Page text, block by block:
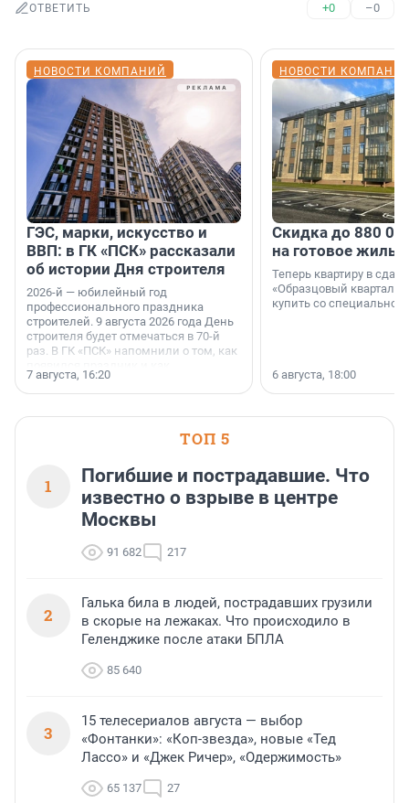
ОТВЕТИТЬ +0 –0
НОВОСТИ КОМПАНИЙ
ГЭС, марки, искусство и
ВВП: в ГК «ПСК» рассказали
об истории Дня строителя
2026-й — юбилейный год
профессионального праздника
строителей. 9 августа 2026 года День
строителя будет отмечаться в 70-й
раз. В ГК «ПСК» напомнили о том, как
поменялась роль строительства.
7 августа, 16:20
НОВОСТИ
Скидка до 880
на готовое
Теперь квартиру в
«Образцовый квартал
купить со специальной
6 августа, 18:00
ТОП 5
1
Погибшие и пострадавшие. Что
известно о взрыве в центре
Москвы
91 682 217
2
Галька била в людей, пострадавших грузили
в скорые на лежаках. Что происходило в
Геленджике после атаки БПЛА
85 640
3
15 телесериалов августа — выбор
«Фонтанки»: «Коп-звезда», новые «Тед
Лассо» и «Джек Ричер», «Одержимость»
65 137 27